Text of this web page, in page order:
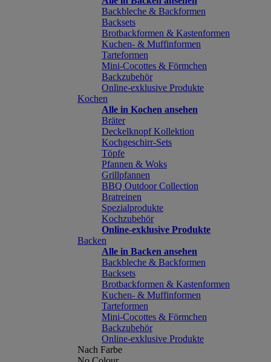
Backbleche & Backformen
Backsets
Brotbackformen & Kastenformen
Kuchen- & Muffinformen
Tarteformen
Mini-Cocottes & Förmchen
Backzubehör
Online-exklusive Produkte
Kochen
Alle in Kochen ansehen
Bräter
Deckelknopf Kollektion
Kochgeschirr-Sets
Töpfe
Pfannen & Woks
Grillpfannen
BBQ Outdoor Collection
Bratreinen
Spezialprodukte
Kochzubehör
Online-exklusive Produkte
Backen
Alle in Backen ansehen
Backbleche & Backformen
Backsets
Brotbackformen & Kastenformen
Kuchen- & Muffinformen
Tarteformen
Mini-Cocottes & Förmchen
Backzubehör
Online-exklusive Produkte
Nach Farbe